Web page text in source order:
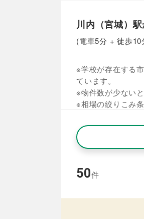
川内（宮城）
(電車5分 + 徒歩
※学校が存在する
ています。
※物件数が少ない
※相場の絞りこみ
50件